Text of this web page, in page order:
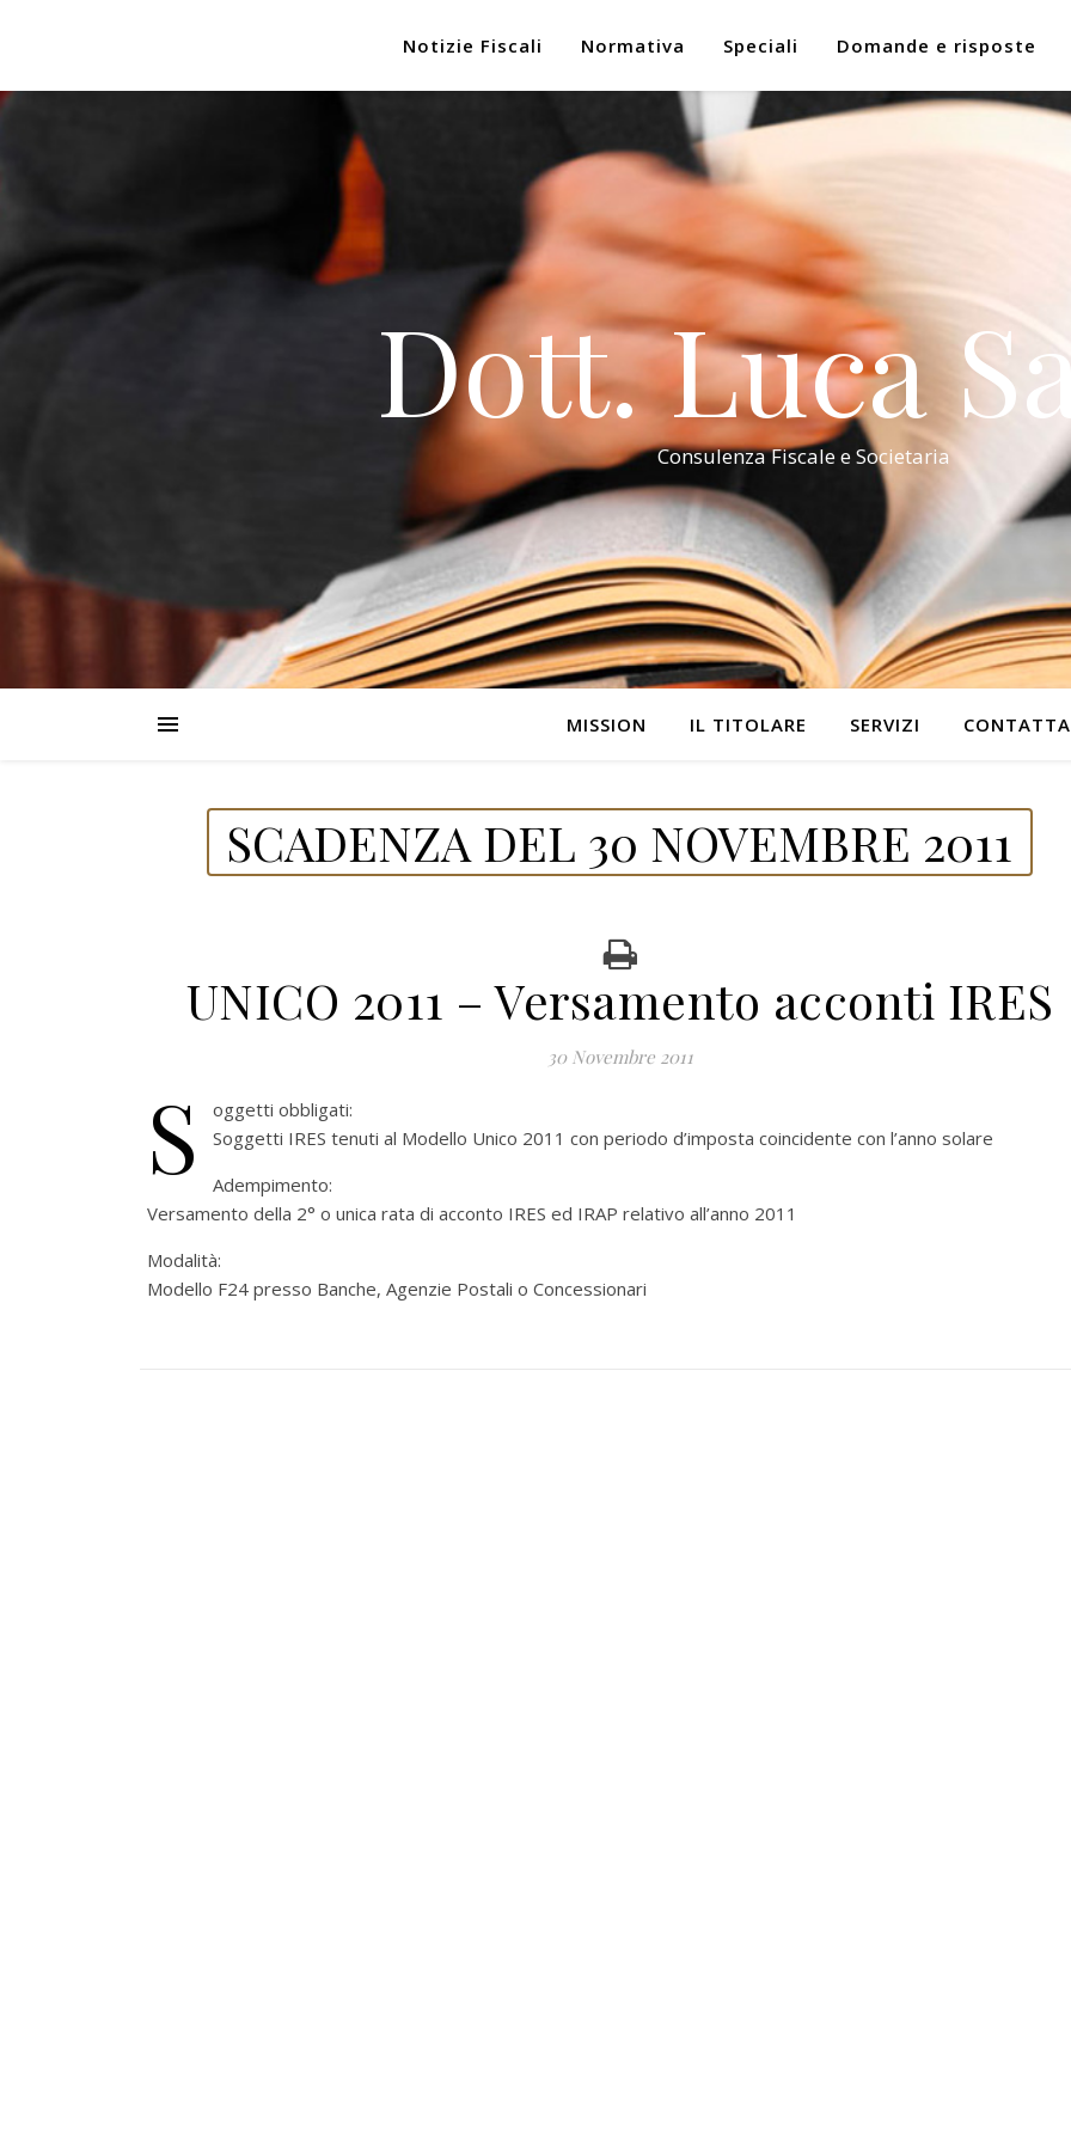
Notizie Fiscali Normativa Speciali Domande e risposte
Dott. Luca
Consulenza Fiscale e Societaria
MISSION IL TITOLARE SERVIZI
SCADENZA DEL 30 NOVEMBRE 2011
UNICO 2011 – Versamento acconti IRES
30 Novembre 2011
S
oggetti obbligati:
Soggetti IRES tenuti al Modello Unico 2011 con periodo d’imposta coincidente con l’anno solare
Adempimento:
Versamento della 2° o unica rata di acconto IRES ed IRAP relativo all’anno 2011
Modalità:
Modello F24 presso Banche, Agenzie Postali o Concessionari